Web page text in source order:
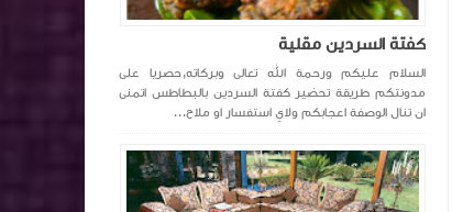
كفتة السردين مقلية
السلام عليكم ورحمة الله تعالى وبركاته,حصريا على
مدونتكم طريقة تحضير كفتة السردين بالبطاطس اتمنى
ان تنال الوصفة اعجابكم ولاي استفسار او ملاح...